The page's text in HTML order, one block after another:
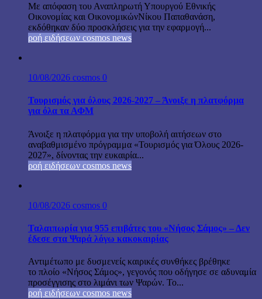
Με απόφαση του Αναπληρωτή Υπουργού Εθνικής
Οικονομίας και ΟικονομικώνΝίκου Παπαθανάση,
εκδόθηκαν δύο προσκλήσεις για την εφαρμογή...
ροή ειδήσεων cosmos news
10/08/2026 cosmos 0
Τουρισμός για όλους 2026-2027 – Άνοιξε η πλατφόρμα
για όλα τα ΑΦΜ
Άνοιξε η πλατφόρμα για την υποβολή αιτήσεων στο
αναβαθμισμένο πρόγραμμα «Τουρισμός για Όλους 2026-
2027», δίνοντας την ευκαιρία...
ροή ειδήσεων cosmos news
10/08/2026 cosmos 0
Ταλαιπωρία για 955 επιβάτες του «Νήσος Σάμος» – Δεν
έδεσε στα Ψαρά λόγω κακοκαιρίας
Αντιμέτωπο με δυσμενείς καιρικές συνθήκες βρέθηκε
το πλοίο «Νήσος Σάμος», γεγονός που οδήγησε σε αδυναμία
προσέγγισης στο λιμάνι των Ψαρών. Το...
ροή ειδήσεων cosmos news